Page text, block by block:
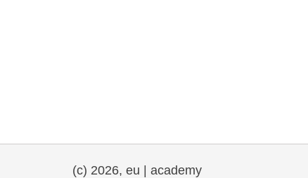
(c) 2026, eu | academy